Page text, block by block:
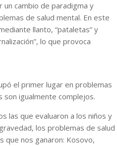
un cambio de paradigma y
de salud mental. En este
llanto, “pataletas” y
lo que provoca
el primer lugar en problemas
son igualmente complejos.
las que evaluaron a los niños y
los problemas de salud
que nos ganaron: Kosovo,